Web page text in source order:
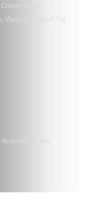
, Vladimir Sokoloff
Yul